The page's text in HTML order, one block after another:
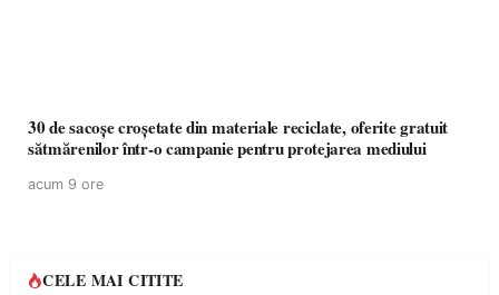
30 de sacoșe croșetate din materiale reciclate, oferite gratuit
sătmărenilor într-o campanie pentru protejarea mediului
acum 9 ore
CELE MAI CITITE